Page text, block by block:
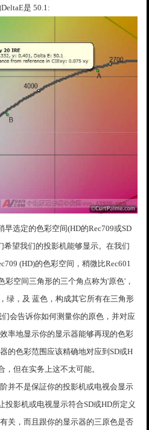
是 50.1:
选定的色彩空间(HD的Rec709或SD
希望我们的投影机能够显示。在我们
(HD)的色彩空间，稍微比Rec601
彩空间三角形的三个角点称为'原色'，
绿，及 蓝色，构成其它所有在三角形
会告诉你如何测量你的原色，并对应
率地显示你的显示器能够再现的色彩
的色彩范围应该精确地对应到SD或H
但在实务上这不太可能。
并不是保証你的投影机或电视会显示
投影机或电视显示符合SD或HD所定义
关，而且跟你的显示器的三原色是否